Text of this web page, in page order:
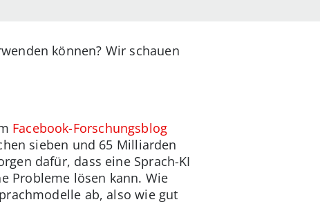
können? Wir schauen
Facebook-Forschungsblog
sieben und 65 Milliarden
dafür, dass eine Sprach-KI
Probleme lösen kann. Wie
ab, also wie gut